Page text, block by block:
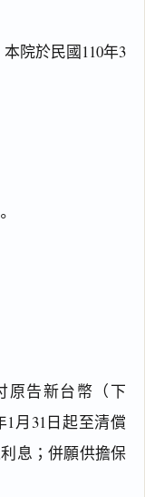
院於民國110年3
原告新台幣（下
1月31日起至清償
息；併願供擔保